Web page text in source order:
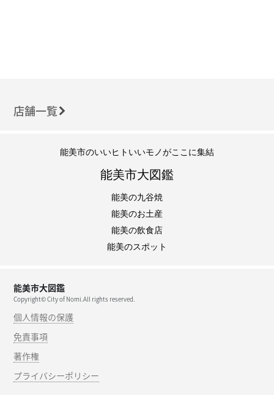
店舗一覧
能美市のいいヒトいいモノがここに集結
能美市大図鑑
能美の九谷焼
能美のお土産
能美の飲食店
能美のスポット
能美市大図鑑
Copyright© City of Nomi.All rights reserved.
個人情報の保護
免責事項
著作権
プライバシーポリシー